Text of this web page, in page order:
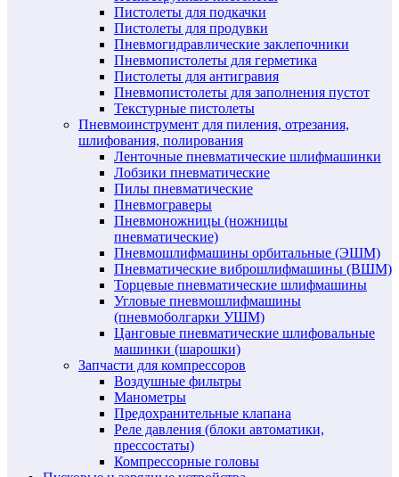
Пистолеты для подкачки
Пистолеты для продувки
Пневмогидравлические заклепочники
Пневмопистолеты для герметика
Пистолеты для антигравия
Пневмопистолеты для заполнения пустот
Текстурные пистолеты
Пневмоинструмент для пиления, отрезания,
шлифования, полирования
Ленточные пневматические шлифмашинки
Лобзики пневматические
Пилы пневматические
Пневмограверы
Пневмоножницы (ножницы
пневматические)
Пневмошлифмашины орбитальные (ЭШМ)
Пневматические виброшлифмашины (ВШМ)
Торцевые пневматические шлифмашины
Угловые пневмошлифмашины
(пневмоболгарки УШМ)
Цанговые пневматические шлифовальные
машинки (шарошки)
Запчасти для компрессоров
Воздушные фильтры
Манометры
Предохранительные клапана
Реле давления (блоки автоматики,
прессостаты)
Компрессорные головы